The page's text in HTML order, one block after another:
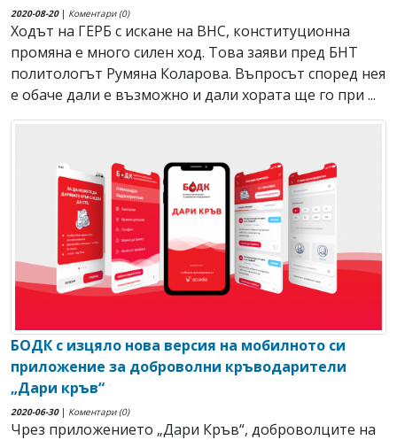
2020-08-20| Коментари (0)
Ходът на ГЕРБ с искане на ВНС, конституционна
промяна е много силен ход. Това заяви пред БНТ
политологът Румяна Коларова. Въпросът според нея
е обаче дали е възможно и дали хората ще го при ...
БОДК с изцяло нова версия на мобилното си
приложение за доброволни кръводарители
„Дари кръв“
2020-06-30| Коментари (0)
Чрез приложението „Дари Кръв“, доброволците на